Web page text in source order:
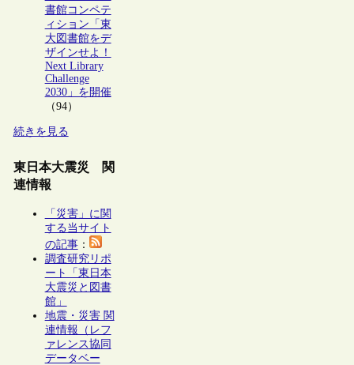
書館コンペテ
ィション「東
大図書館をデ
ザインせよ！
Next Library
Challenge
2030」を開催
（94）
続きを見る
東日本大震災 関
連情報
「災害」に関
する当サイト
の記事：
調査研究リポ
ート「東日本
大震災と図書
館」
地震・災害 関
連情報（レフ
ァレンス協同
データベー